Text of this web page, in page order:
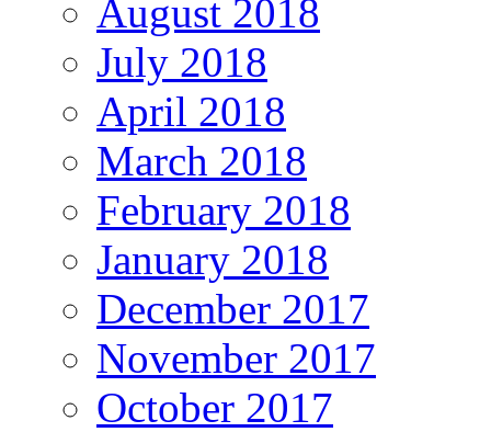
August 2018
July 2018
April 2018
March 2018
February 2018
January 2018
December 2017
November 2017
October 2017